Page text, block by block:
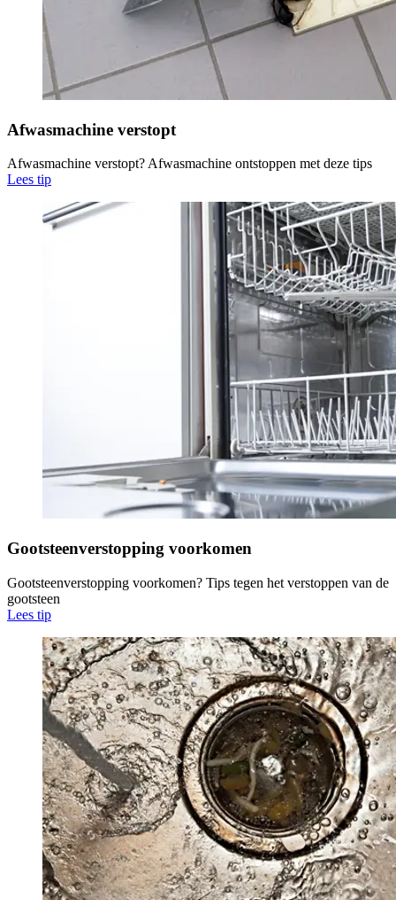
Afwasmachine verstopt
Afwasmachine verstopt? Afwasmachine ontstoppen met deze tips
Lees tip
Gootsteenverstopping voorkomen
Gootsteenverstopping voorkomen? Tips tegen het verstoppen van de
gootsteen
Lees tip